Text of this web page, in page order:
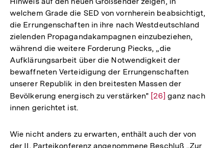
welchem Grade die SED von vornherein beabsichtigt,
die Errungenschaften in ihre nach Westdeutschland
zielenden Propagandakampagnen einzubeziehen,
während die weitere Forderung Piecks, „die
Aufklärungsarbeit über die Notwendigkeit der
bewaffneten Verteidigung der Errungenschaften
unserer Republik in den breitesten Massen der
Bevölkerung energisch zu verstärken" Zur
Fußnote
[26] ganz nach
innen gerichtet ist.
Wie nicht anders zu erwarten, enthält auch der von
der II. Parteikonferenz angenommene Beschluß „Zur